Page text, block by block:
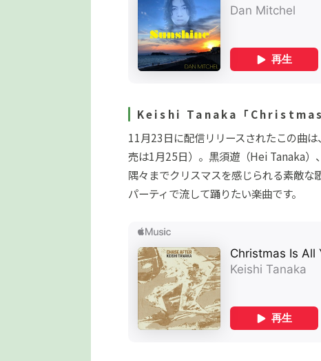
Keishi Tanaka「
11月23日に配信リリースされたこの曲
売は1月25日）。黒須遊（Hei Tanaka）
隅々までクリスマスを感じられる素敵
パーティで流して踊りたい楽曲です。